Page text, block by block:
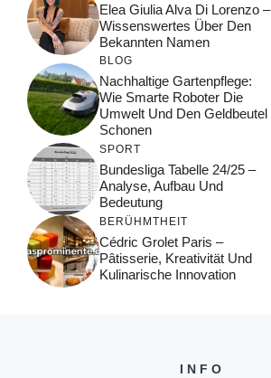
Elea Giulia Alva Di Lorenzo –
Wissenswertes Über Den
Bekannten Namen
BLOG
Nachhaltige Gartenpflege:
Wie Smarte Roboter Die
Umwelt Und Den Geldbeutel
Schonen
SPORT
Bundesliga Tabelle 24/25 –
Analyse, Aufbau Und
Bedeutung
BERÜHMTHEIT
Cédric Grolet Paris –
Pâtisserie, Kreativität Und
Kulinarische Innovation
INFO